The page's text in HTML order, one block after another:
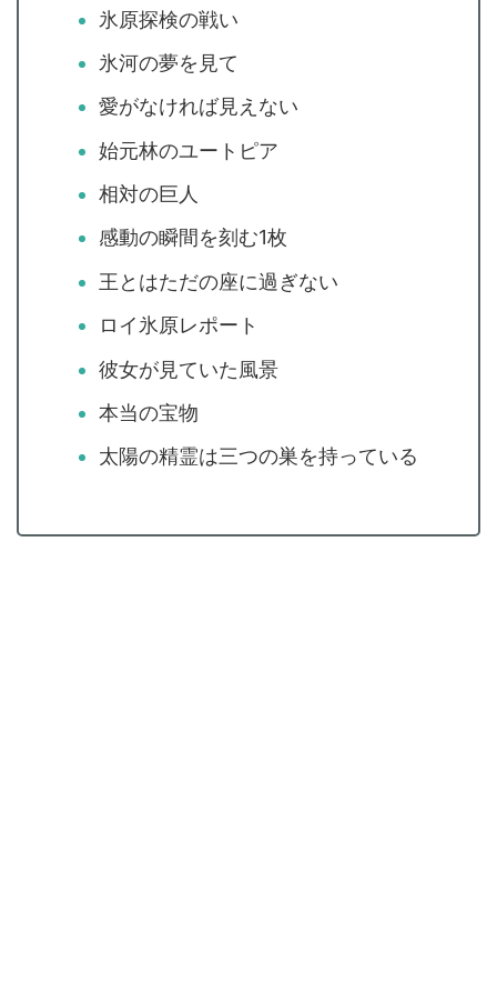
氷原探検の戦い
氷河の夢を見て
愛がなければ見えない
始元林のユートピア
相対の巨人
感動の瞬間を刻む1枚
王とはただの座に過ぎない
ロイ氷原レポート
彼女が見ていた風景
本当の宝物
太陽の精霊は三つの巣を持っている